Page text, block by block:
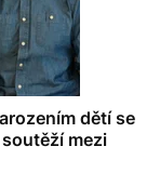
dětí se
mezi